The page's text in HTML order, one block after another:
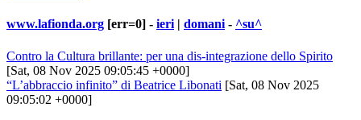
www.lafionda.org [err=0] - ieri | domani - ^su^
Contro la Cultura brillante: per una dis-integrazione dello Spirito
[Sat, 08 Nov 2025 09:05:45 +0000]
“L’abbraccio infinito” di Beatrice Libonati [Sat, 08 Nov 2025
09:05:02 +0000]